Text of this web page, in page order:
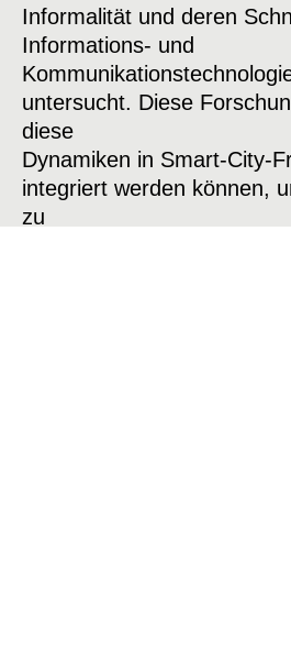
Informalität und deren
Informations- und
untersucht. Diese
diese
Dynamiken in Smart-City-
integriert werden können,
zu